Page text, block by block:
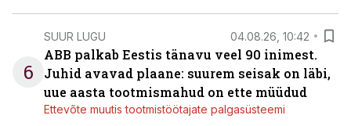
6
SUUR LUGU 04.08.26, 10:42
ABB palkab Eestis tänavu veel 90 inimest.
Juhid avavad plaane: suurem seisak on läbi,
uue aasta tootmismahud on ette müüdud
Ettevõte muutis tootmistöötajate palgasüsteemi